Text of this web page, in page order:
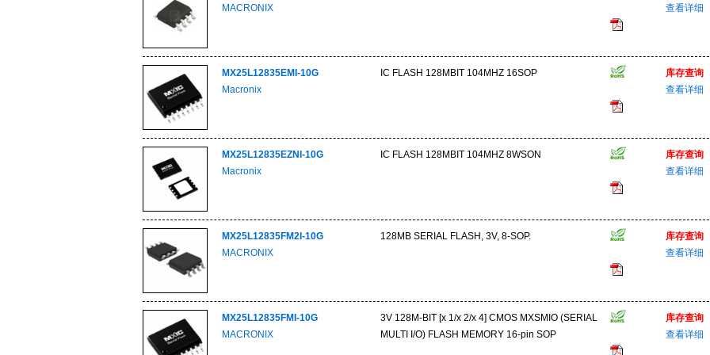
MACRONIX 查看详细
MX25L12835EMI-10G
Macronix
IC FLASH 128MBIT 104MHZ 16SOP
库存查询
查看详细
MX25L12835EZNI-10G
Macronix
IC FLASH 128MBIT 104MHZ 8WSON
库存查询
查看详细
MX25L12835FM2I-10G
MACRONIX
128MB SERIAL FLASH, 3V, 8-SOP.
库存查询
查看详细
MX25L12835FMI-10G
MACRONIX
3V 128M-BIT [x 1/x 2/x 4] CMOS MXSMIO (SERIAL
MULTI I/O) FLASH MEMORY 16-pin SOP
库存查询
查看详细